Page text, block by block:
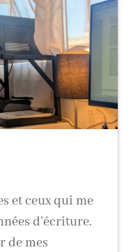
et ceux qui me
d’écriture.
de mes